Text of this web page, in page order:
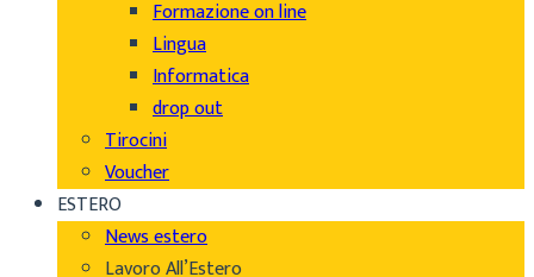
Formazione on line
Lingua
Informatica
drop out
Tirocini
Voucher
ESTERO
News estero
Lavoro All’Estero